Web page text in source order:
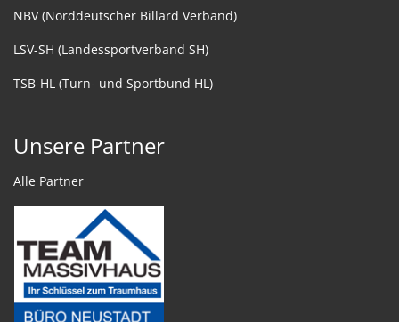
NBV (Norddeutscher Billard Verband)
LSV-SH (Landessportverband SH)
TSB-HL (Turn- und Sportbund HL)
Unsere Partner
Alle Partner